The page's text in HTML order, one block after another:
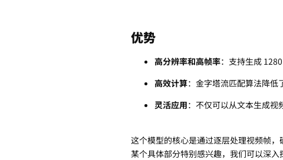
优势
高分辨率和高帧率：支持生成
高效计算：金字塔流匹配算法降低
灵活应用：不仅可以从文本生成视
这个模型的核心是通过逐层处理视频帧
某个具体部分特别感兴趣，我们可以深入